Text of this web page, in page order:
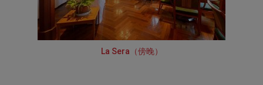
La Sera（傍晚）